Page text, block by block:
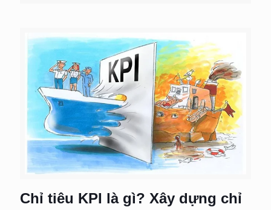
Chỉ tiêu KPI là gì? Xây dựng chỉ